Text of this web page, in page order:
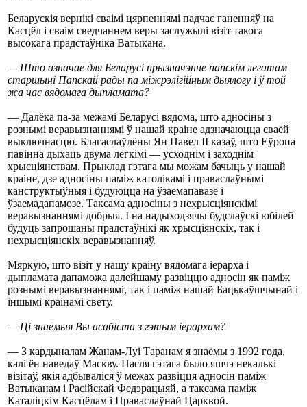
Беларускія вернікі сваімі цярпеннямі падчас ганенняў на
Касцёл і сваім сведчаннем веры заслужылі візіт такога
высокага прадстаўніка Ватыкана.
— Што азначае для Беларусі прызначэнне папскім легатам
старшыні Папскай рады па міжрэлігійным дыялогу і ў той
жа час вядомага дыпламата?
— Далёка па-за межамі Беларусі вядома, што адносіны з
рознымі веравызнаннямі ў нашай краіне адзначаюцца сваёй
выключнасцю. Благаслаўлёны Ян Павел ІІ казаў, што Еўропа
павінна дыхаць двума лёгкімі — усходнім і заходнім
хрысціянствам. Прыклад гэтага мы можам бачыць у нашай
краіне, дзе адносіны паміж католікамі і праваслаўнымі
канструктыўныя і будуюцца на ўзаемапавазе і
ўзаемадапамозе. Таксама адносіны з нехрысціянскімі
веравызнаннямі добрыя. І на надыходзячы будслаўскі юбілей
будуць запрошаны прадстаўнікі як хрысціянскіх, так і
нехрысціянскіх веравызнанняў.
Мяркую, што візіт у нашу краіну вядомага іерарха і
дыпламата дапаможа далейшаму развіццю адносін як паміж
рознымі веравызнаннямі, так і паміж нашай Бацькаўшчынай і
іншымі краінамі свету.
— Ці знаёмыя Вы асабіста з гэтым іерархам?
— З кардыналам Жанам-Луі Таранам я знаёмы з 1992 года,
калі ён наведаў Маскву. Пасля гэтага было яшчэ некалькі
візітаў, якія адбываліся ў межах развіцця адносін паміж
Ватыканам і Расійскай Федэрацыяй, а таксама паміж
Каталіцкім Касцёлам і Праваслаўнай Царквой.